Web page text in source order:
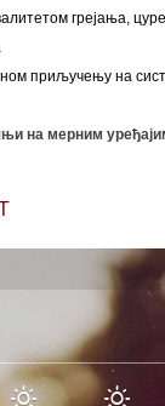
грејања,
приључењу на
на мерним